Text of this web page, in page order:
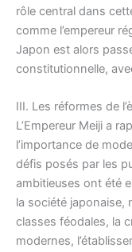
rôle central dans
comme l’empereur
Japon est alors
constitutionnelle,
III. Les réformes de
L’Empereur Meiji a
l’importance de
défis posés par les
ambitieuses ont été
la société japonaise,
classes féodales, la
modernes,